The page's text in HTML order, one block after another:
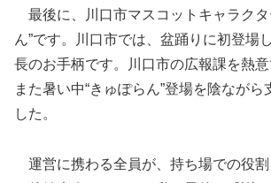
最後に、川口市マスコットキャラクタ
ん”です。川口市では、盆踊りに初登場
長のお手柄です。川口市の広報課を熱意
また暑い中“きゅぽらん”登場を陰ながら
した。
運営に携わる全員が、持ち場での役